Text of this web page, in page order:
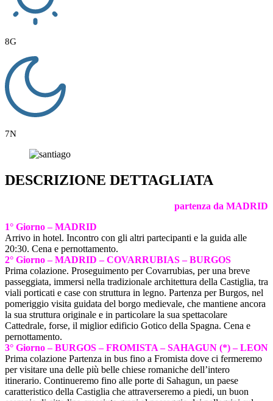
8G
7N
DESCRIZIONE DETTAGLIATA
partenza da MADRID
1° Giorno – MADRID
Arrivo in hotel. Incontro con gli altri partecipanti e la guida alle
20:30. Cena e pernottamento.
2° Giorno – MADRID – COVARRUBIAS – BURGOS
Prima colazione. Proseguimento per Covarrubias, per una breve
passeggiata, immersi nella tradizionale architettura della Castiglia, tra
viali porticati e case con struttura in legno. Partenza per Burgos, nel
pomeriggio visita guidata del borgo medievale, che mantiene ancora
la sua struttura originale e in particolare la sua spettacolare
Cattedrale, forse, il miglior edificio Gotico della Spagna. Cena e
pernottamento.
3° Giorno – BURGOS – FROMISTA – SAHAGUN (*) – LEON
Prima colazione Partenza in bus fino a Fromista dove ci fermeremo
per visitare una delle più belle chiese romaniche dell’intero
itinerario. Continueremo fino alle porte di Sahagun, un paese
caratteristico della Castiglia che attraverseremo a piedi, un buon